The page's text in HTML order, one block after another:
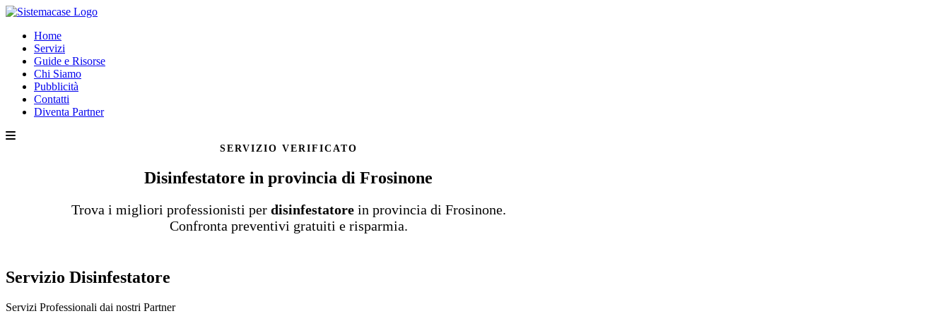
Home
Servizi
Guide e Risorse
Chi Siamo
Pubblicità
Contatti
Diventa Partner
SERVIZIO VERIFICATO
Disinfestatore in provincia di Frosinone
Trova i migliori professionisti per disinfestatore in provincia di Frosinone.
Confronta preventivi gratuiti e risparmia.
Servizio Disinfestatore
Servizi Professionali dai nostri Partner